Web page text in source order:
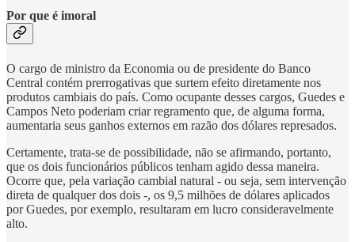
Por que é imoral
O cargo de ministro da Economia ou de presidente do Banco
Central contém prerrogativas que surtem efeito diretamente nos
produtos cambiais do país. Como ocupante desses cargos, Guedes e
Campos Neto poderiam criar regramento que, de alguma forma,
aumentaria seus ganhos externos em razão dos dólares represados.
Certamente, trata-se de possibilidade, não se afirmando, portanto,
que os dois funcionários públicos tenham agido dessa maneira.
Ocorre que, pela variação cambial natural - ou seja, sem intervenção
direta de qualquer dos dois -, os 9,5 milhões de dólares aplicados
por Guedes, por exemplo, resultaram em lucro consideravelmente
alto.